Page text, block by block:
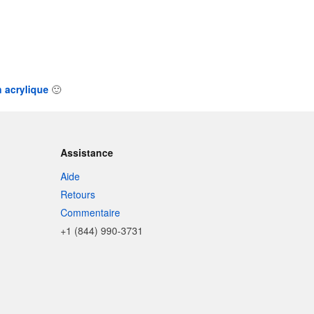
acrylique 🙂
Assistance
Aide
Retours
Commentaire
+1 (844) 990-3731